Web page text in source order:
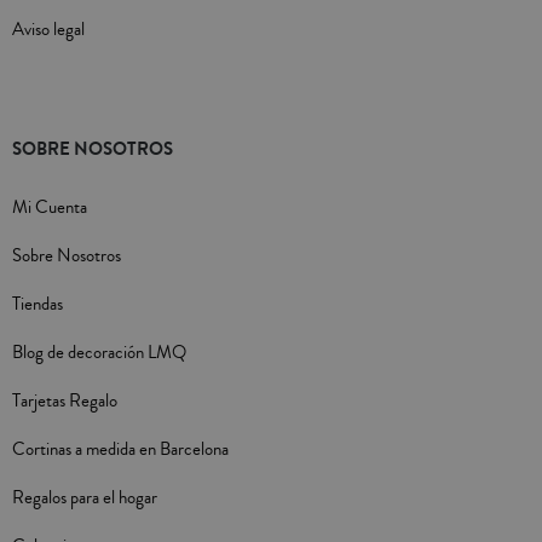
Aviso legal
SOBRE NOSOTROS
Mi Cuenta
Sobre Nosotros
Tiendas
Blog de decoración LMQ
Tarjetas Regalo
Cortinas a medida en Barcelona
Regalos para el hogar